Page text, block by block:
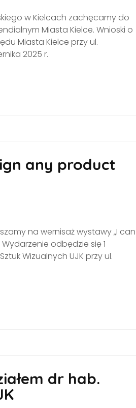
w Kielcach zachęcamy do
Miasta Kielce. Wnioski o
Miasta Kielce przy ul.
2025 r.
any product
na wernisaż wystawy „I can
odbędzie się 1
Wizualnych UJK przy ul.
dr hab.